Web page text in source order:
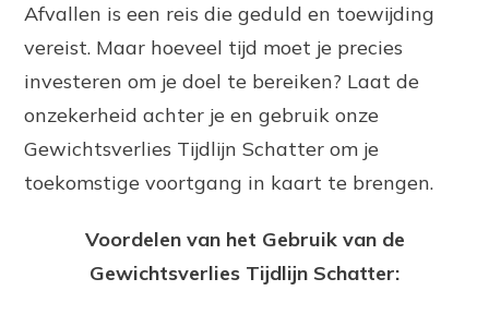
Afvallen is een reis die geduld en toewijding
vereist. Maar hoeveel tijd moet je precies
investeren om je doel te bereiken? Laat de
onzekerheid achter je en gebruik onze
Gewichtsverlies Tijdlijn Schatter om je
toekomstige voortgang in kaart te brengen.
Voordelen van het Gebruik van de
Gewichtsverlies Tijdlijn Schatter: